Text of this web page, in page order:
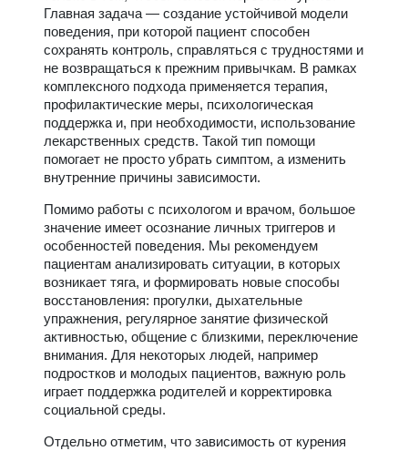
Главная задача — создание устойчивой модели
поведения, при которой пациент способен
сохранять контроль, справляться с трудностями и
не возвращаться к прежним привычкам. В рамках
комплексного подхода применяется терапия,
профилактические меры, психологическая
поддержка и, при необходимости, использование
лекарственных средств. Такой тип помощи
помогает не просто убрать симптом, а изменить
внутренние причины зависимости.
Помимо работы с психологом и врачом, большое
значение имеет осознание личных триггеров и
особенностей поведения. Мы рекомендуем
пациентам анализировать ситуации, в которых
возникает тяга, и формировать новые способы
восстановления: прогулки, дыхательные
упражнения, регулярное занятие физической
активностью, общение с близкими, переключение
внимания. Для некоторых людей, например
подростков и молодых пациентов, важную роль
играет поддержка родителей и корректировка
социальной среды.
Отдельно отметим, что зависимость от курения